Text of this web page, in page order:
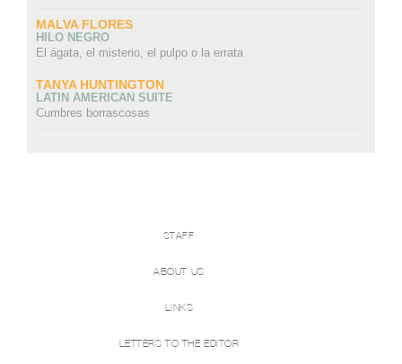
MALVA FLORES
HILO NEGRO
El ágata, el misterio, el pulpo o la errata
TANYA HUNTINGTON
LATIN AMERICAN SUITE
Cumbres borrascosas
STAFF
ABOUT US
LINKS
LETTERS TO THE EDITOR